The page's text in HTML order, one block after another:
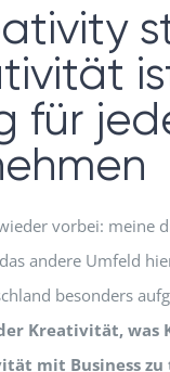
für
vorbei: meine
andere Umfeld
besonders
Kreativität, was
mit Business